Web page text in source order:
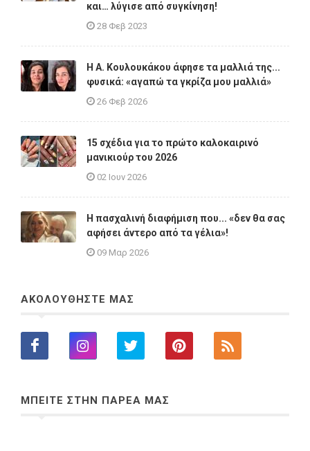
και… λύγισε από συγκίνηση!
28 Φεβ 2023
Η A. Κουλουκάκου άφησε τα μαλλιά της...
φυσικά: «αγαπώ τα γκρίζα μου μαλλιά»
26 Φεβ 2026
15 σχέδια για το πρώτο καλοκαιρινό
μανικιούρ του 2026
02 Ιουν 2026
Η πασχαλινή διαφήμιση που... «δεν θα σας
αφήσει άντερο από τα γέλια»!
09 Μαρ 2026
ΑΚΟΛΟΥΘΗΣΤΕ ΜΑΣ
ΜΠΕΙΤΕ ΣΤΗΝ ΠΑΡΕΑ ΜΑΣ